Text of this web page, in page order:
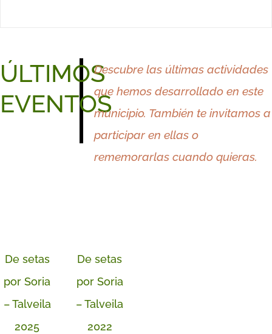
ÚLTIMOS
EVENTOS
Descubre las últimas actividades
que hemos desarrollado en este
municipio. También te invitamos a
participar en ellas o
rememorarlas cuando quieras.
De setas
por Soria
– Talveila
2025
De setas
por Soria
– Talveila
2022